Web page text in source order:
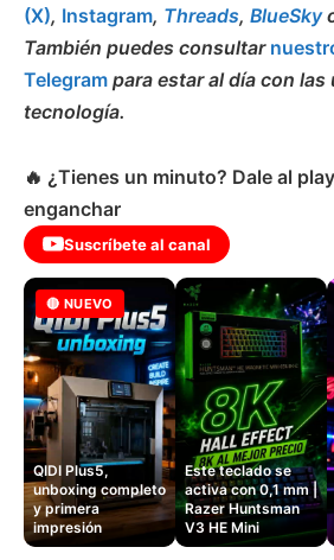
(X), Instagram, Threads, BlueSky
También puedes consultar
Telegram para estar al día con
tecnología.
🔥 ¿Tienes un minuto? Dale al
enganchar
Suscríbete al canal
🔴 NUEVO
QIDI Plus5,
unboxing completo
y primera
impresión
Este teclado se
activa con 0,1 mm |
Razer Huntsman
V3 HE Mini